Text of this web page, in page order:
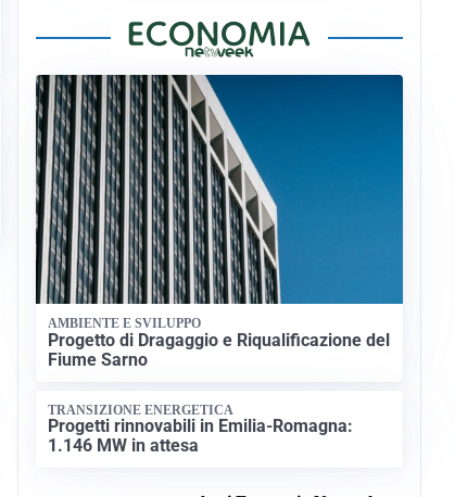
AMBIENTE E SVILUPPO
Progetto di Dragaggio e Riqualificazione del
Fiume Sarno
TRANSIZIONE ENERGETICA
Progetti rinnovabili in Emilia-Romagna:
1.146 MW in attesa